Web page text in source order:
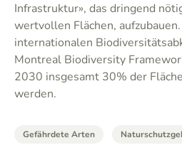
Infrastruktur», das dringend
wertvollen Flächen,
internationalen
Montreal Biodiversity
2030 insgesamt 30% der
werden.
Gefährdete Arten